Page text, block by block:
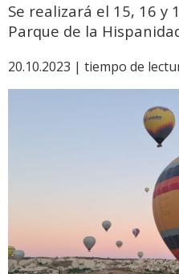
Se realizará el 15, 16 y
Parque de la
20.10.2023 | tiempo de